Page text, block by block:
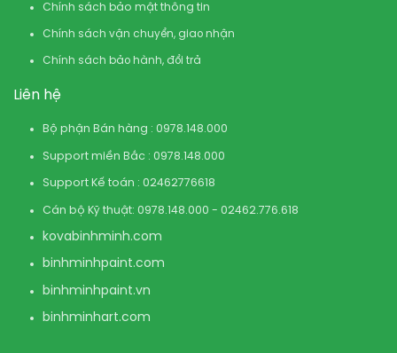
Chính sách bảo mật thông tin
Chính sách vận chuyển, giao nhận
Chính sách bảo hành, đổi trả
Liên hệ
Bộ phận Bán hàng : 0978.148.000
Support miền Bắc : 0978.148.000
Support Kế toán : 02462776618
Cán bộ Kỹ thuật: 0978.148.000 - 02462.776.618
kovabinhminh.com
binhminhpaint.com
binhminhpaint.vn
binhminhart.com